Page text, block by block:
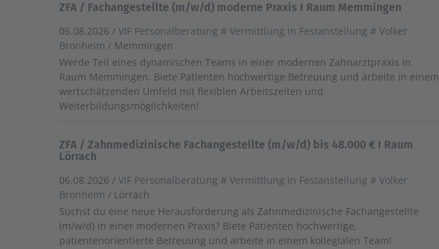
ZFA / Fachangestellte (m/w/d) moderne Praxis I Raum Memmingen
06.08.2026 /VIF Personalberatung # Vermittlung in Festanstellung # Volker
Bronheim / Memmingen
Werde Teil eines dynamischen Teams in einer modernen Zahnarztpraxis in
Raum Memmingen. Biete Patienten hochwertige Betreuung und arbeite in einem
wertschätzenden Umfeld mit flexiblen Arbeitszeiten und
Weiterbildungsmöglichkeiten!
ZFA / Zahnmedizinische Fachangestellte (m/w/d) bis 48.000 € I Raum
Lörrach
06.08.2026 /VIF Personalberatung # Vermittlung in Festanstellung # Volker
Bronheim / Lörrach
Suchst du eine neue Herausforderung als Zahnmedizinische Fachangestellte
(m/w/d) in einer modernen Praxis? Biete Patienten hochwertige,
patientenorientierte Betreuung und arbeite in einem kollegialen Team!